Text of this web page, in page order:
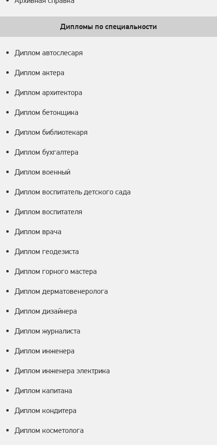
Дипломы по специальности
Диплом автослесаря
Диплом актера
Диплом архитектора
Диплом бетонщика
Диплом библиотекаря
Диплом бухгалтера
Диплом военный
Диплом воспитатель детского сада
Диплом воспитателя
Диплом врача
Диплом геодезиста
Диплом горного мастера
Диплом дерматовенеролога
Диплом дизайнера
Диплом журналиста
Диплом инженера
Диплом инженера электрика
Диплом капитана
Диплом кондитера
Диплом косметолога